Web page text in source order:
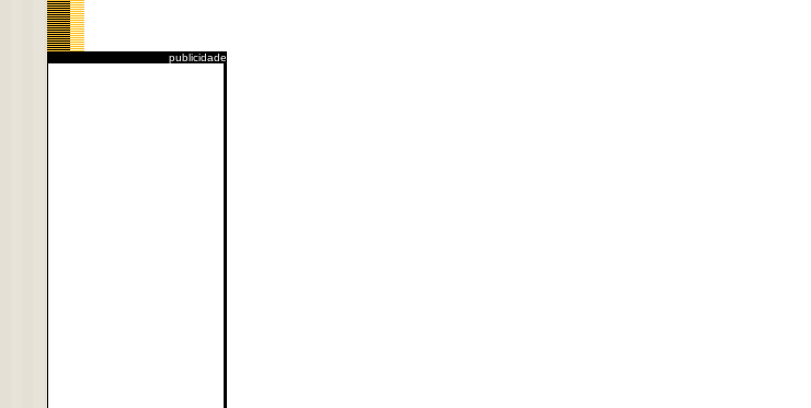
publicidade